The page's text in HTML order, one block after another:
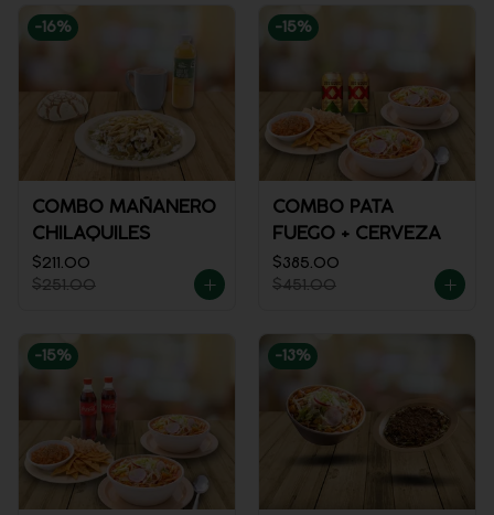
-16%
COMBO MAÑANERO
CHILAQUILES
$211.00
$251.00
-15%
COMBO PATA
FUEGO + CERVEZA
$385.00
$451.00
-15% -13%